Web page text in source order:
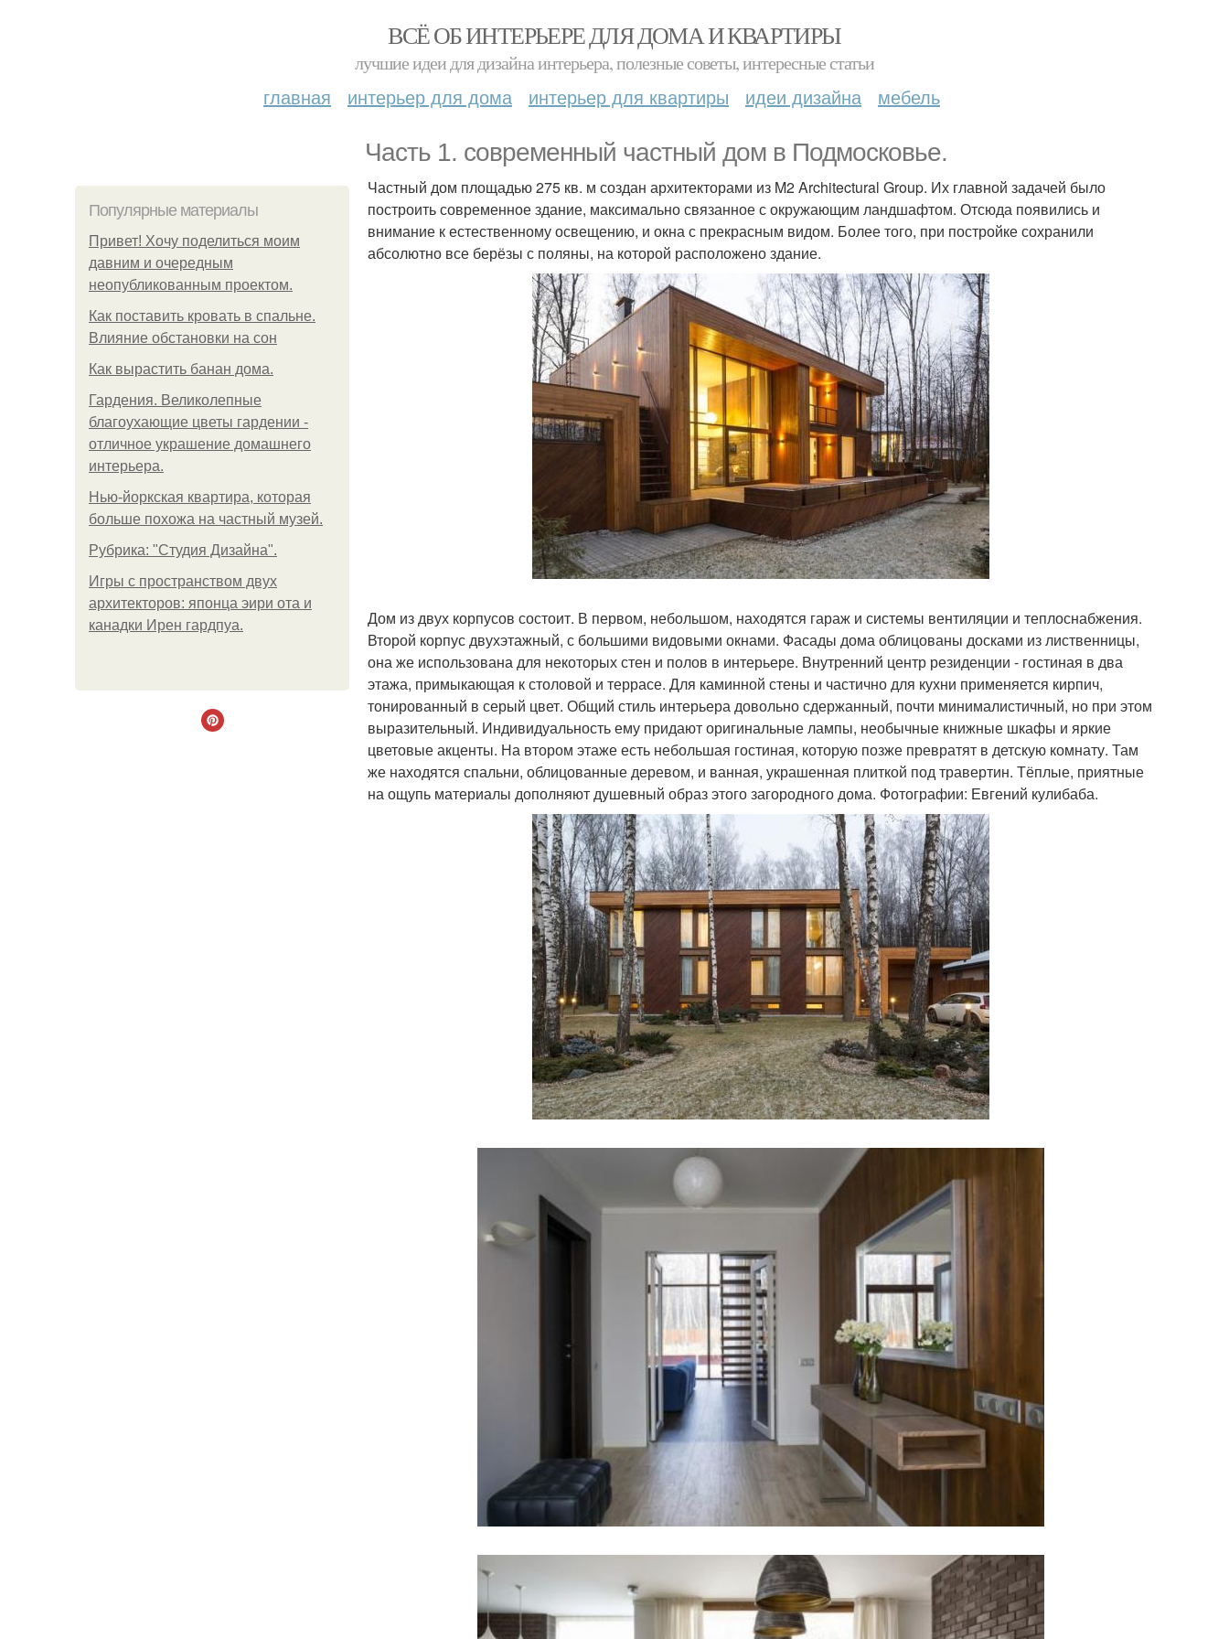
ВСЁ ОБ ИНТЕРЬЕРЕ ДЛЯ ДОМА И КВАРТИРЫ
лучшие идеи для дизайна интерьера, полезные советы, интересные статьи
главная интерьер для дома интерьер для квартиры идеи дизайна мебель
Часть 1. современный частный дом в Подмосковье.
Популярные материалы
Привет! Хочу поделиться моим
давним и очередным
неопубликованным проектом.
Как поставить кровать в спальне.
Влияние обстановки на сон
Как вырастить банан дома.
Гардения. Великолепные
благоухающие цветы гардении -
отличное украшение домашнего
интерьера.
Нью-йоркская квартира, которая
больше похожа на частный музей.
Рубрика: "Студия Дизайна".
Игры с пространством двух
архитекторов: японца эири ота и
канадки Ирен гардпуа.
Частный дом площадью 275 кв. м создан архитекторами из M2 Architectural Group. Их главной задачей было
построить современное здание, максимально связанное с окружающим ландшафтом. Отсюда появились и
внимание к естественному освещению, и окна с прекрасным видом. Более того, при постройке сохранили
абсолютно все берёзы с поляны, на которой расположено здание.
Дом из двух корпусов состоит. В первом, небольшом, находятся гараж и системы вентиляции и теплоснабжения.
Второй корпус двухэтажный, с большими видовыми окнами. Фасады дома облицованы досками из лиственницы,
она же использована для некоторых стен и полов в интерьере. Внутренний центр резиденции - гостиная в два
этажа, примыкающая к столовой и террасе. Для каминной стены и частично для кухни применяется кирпич,
тонированный в серый цвет. Общий стиль интерьера довольно сдержанный, почти минималистичный, но при этом
выразительный. Индивидуальность ему придают оригинальные лампы, необычные книжные шкафы и яркие
цветовые акценты. На втором этаже есть небольшая гостиная, которую позже превратят в детскую комнату. Там
же находятся спальни, облицованные деревом, и ванная, украшенная плиткой под травертин. Тёплые, приятные
на ощупь материалы дополняют душевный образ этого загородного дома. Фотографии: Евгений кулибаба.